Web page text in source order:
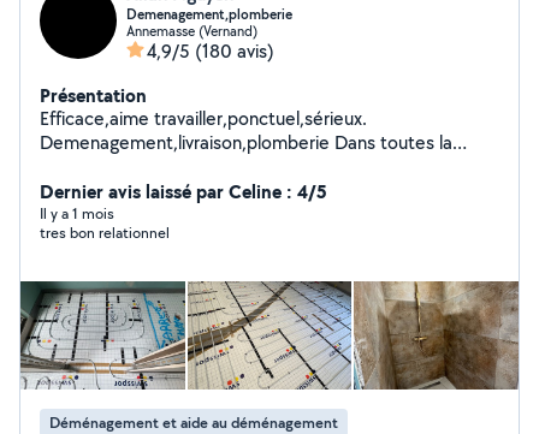
Demenagement,plomberie
Annemasse (Vernand)
4,9/5 (180 avis)
Présentation
Efficace,aime travailler,ponctuel,sérieux.
Demenagement,livraison,plomberie Dans toutes la
contacter
Dernier avis laissé par Celine : 4/5
Il y a 1 mois
tres bon relationnel
Déménagement et aide au déménagement